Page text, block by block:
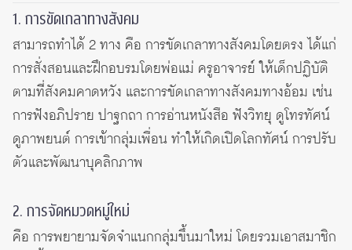
1. การขัดเกลาทางสังคม
สามารถทำได้ 2 ทาง คือ การขัดเกลาทางสังคมโดยตรง ได้แก่
การสั่งสอนและฝึกอบรมโดยพ่อแม่ ครูอาจารย์ ให้เด็กปฏิบัติ
ตามที่สังคมคาดหวัง และการขัดเกลาทางสังคมทางอ้อม เช่น
การฟังอภิปราย ปาฐกถา การอ่านหนังสือ ฟังวิทยุ ดูโทรทัศน์
ดูภาพยนต์ การเข้ากลุ่มเพื่อน ทำให้เกิดเปิดโลกทัศน์ การปรับ
ตัวและพัฒนาบุคลิกภาพ
2. การจัดหมวดหมู่ใหม่
คือ การพยายามจัดจำแนกกลุ่มขึ้นมาใหม่ โดยรวมเอาสมาชิก